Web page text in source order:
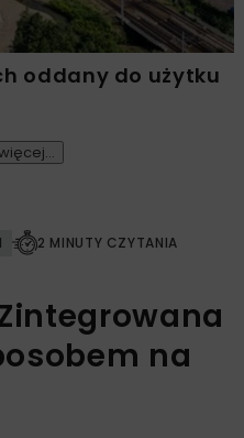
oddany do użytku
2 MINUTY CZYTANIA
na